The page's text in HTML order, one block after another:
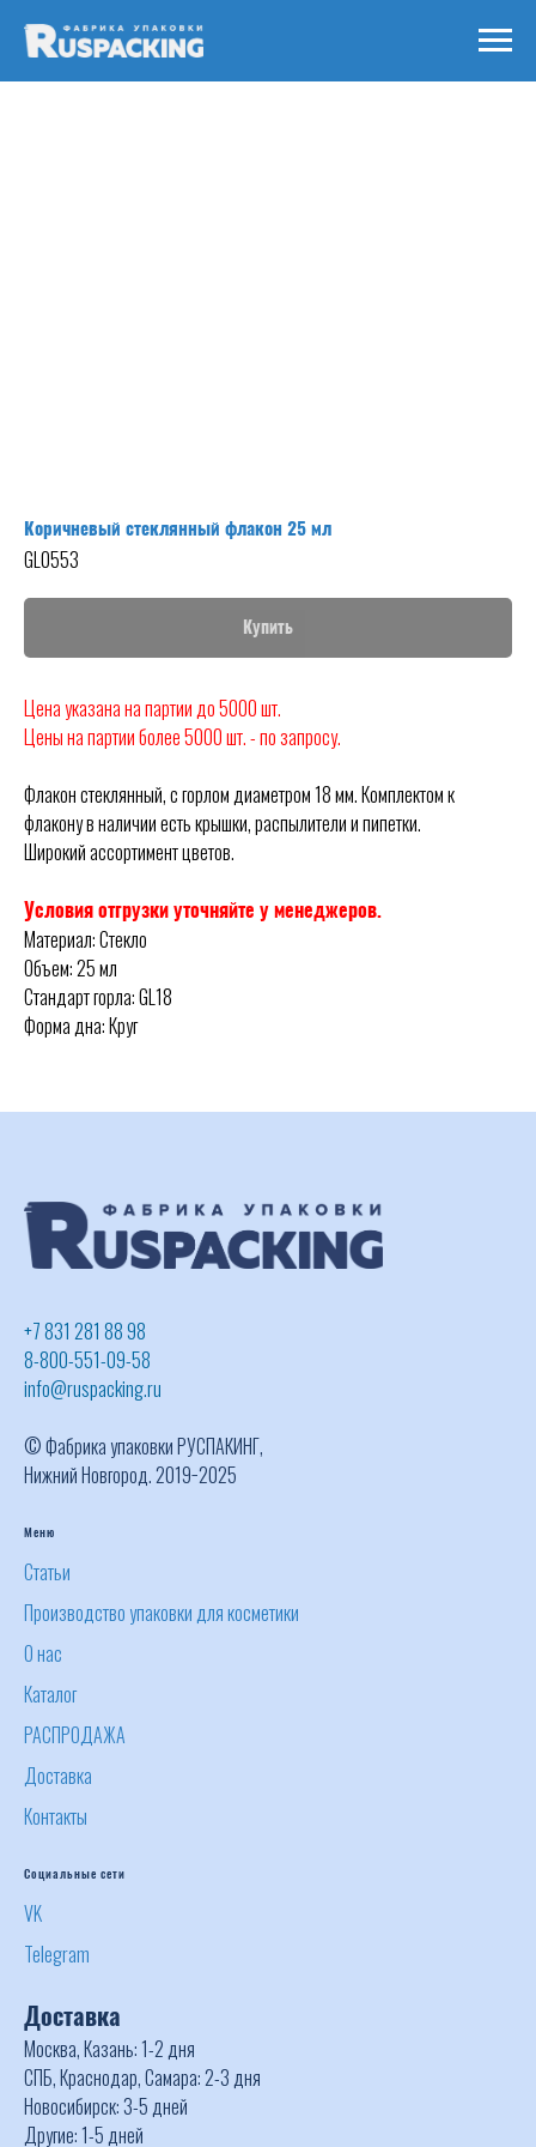
Коричневый стеклянный флакон 25 мл
GL0553
Купить
Цена указана на партии до 5000 шт.
Цены на партии более 5000 шт. - по запросу.
Флакон стеклянный, с горлом диаметром 18 мм. Комплектом к
флакону в наличии есть крышки, распылители и пипетки.
Широкий ассортимент цветов.
Условия отгрузки уточняйте у менеджеров.
Материал: Стекло
Объем: 25 мл
Стандарт горла: GL18
Форма дна: Круг
+7 831 281 88 98
8-800-551-09-58
info@ruspacking.ru
© Фабрика упаковки РУСПАКИНГ,
Нижний Новгород. 2019−2025
Меню
Статьи
Производство упаковки для косметики
О нас
Каталог
РАСПРОДАЖА
Доставка
Контакты
Социальные сети
VK
Telegram
Доставка
Москва, Казань: 1-2 дня
СПБ, Краснодар, Самара: 2-3 дня
Новосибирск: 3-5 дней
Другие: 1-5 дней